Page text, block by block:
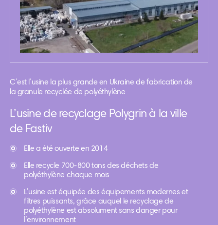
C’est l’usine la plus grande en Ukraine de fabrication de
la granule recyclée de polyéthylène
L’usine de recyclage Polygrin à la ville
de Fastiv
Elle a été ouverte en 2014
Elle recycle 700-800 tons des déchets de
polyéthylène chaque mois
L’usine est équipée des équipements modernes et
filtres puissants, grâce auquel le recyclage de
polyéthylène est absolument sans danger pour
l’environnement